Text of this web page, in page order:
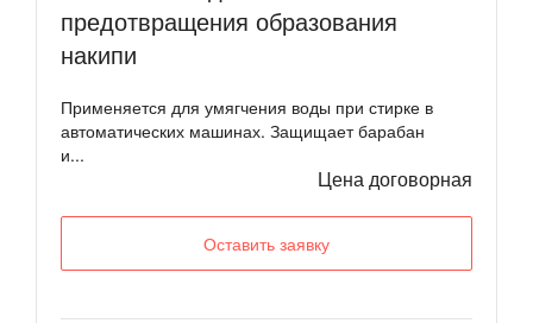
предотвращения образования
накипи
Применяется для умягчения воды при стирке в
автоматических машинах. Защищает барабан
и...
Цена договорная
Оставить заявку